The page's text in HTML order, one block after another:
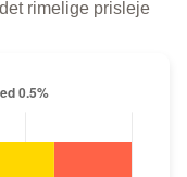
rimelige prisleje